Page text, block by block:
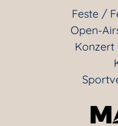
Feste /
Open-
Konzert